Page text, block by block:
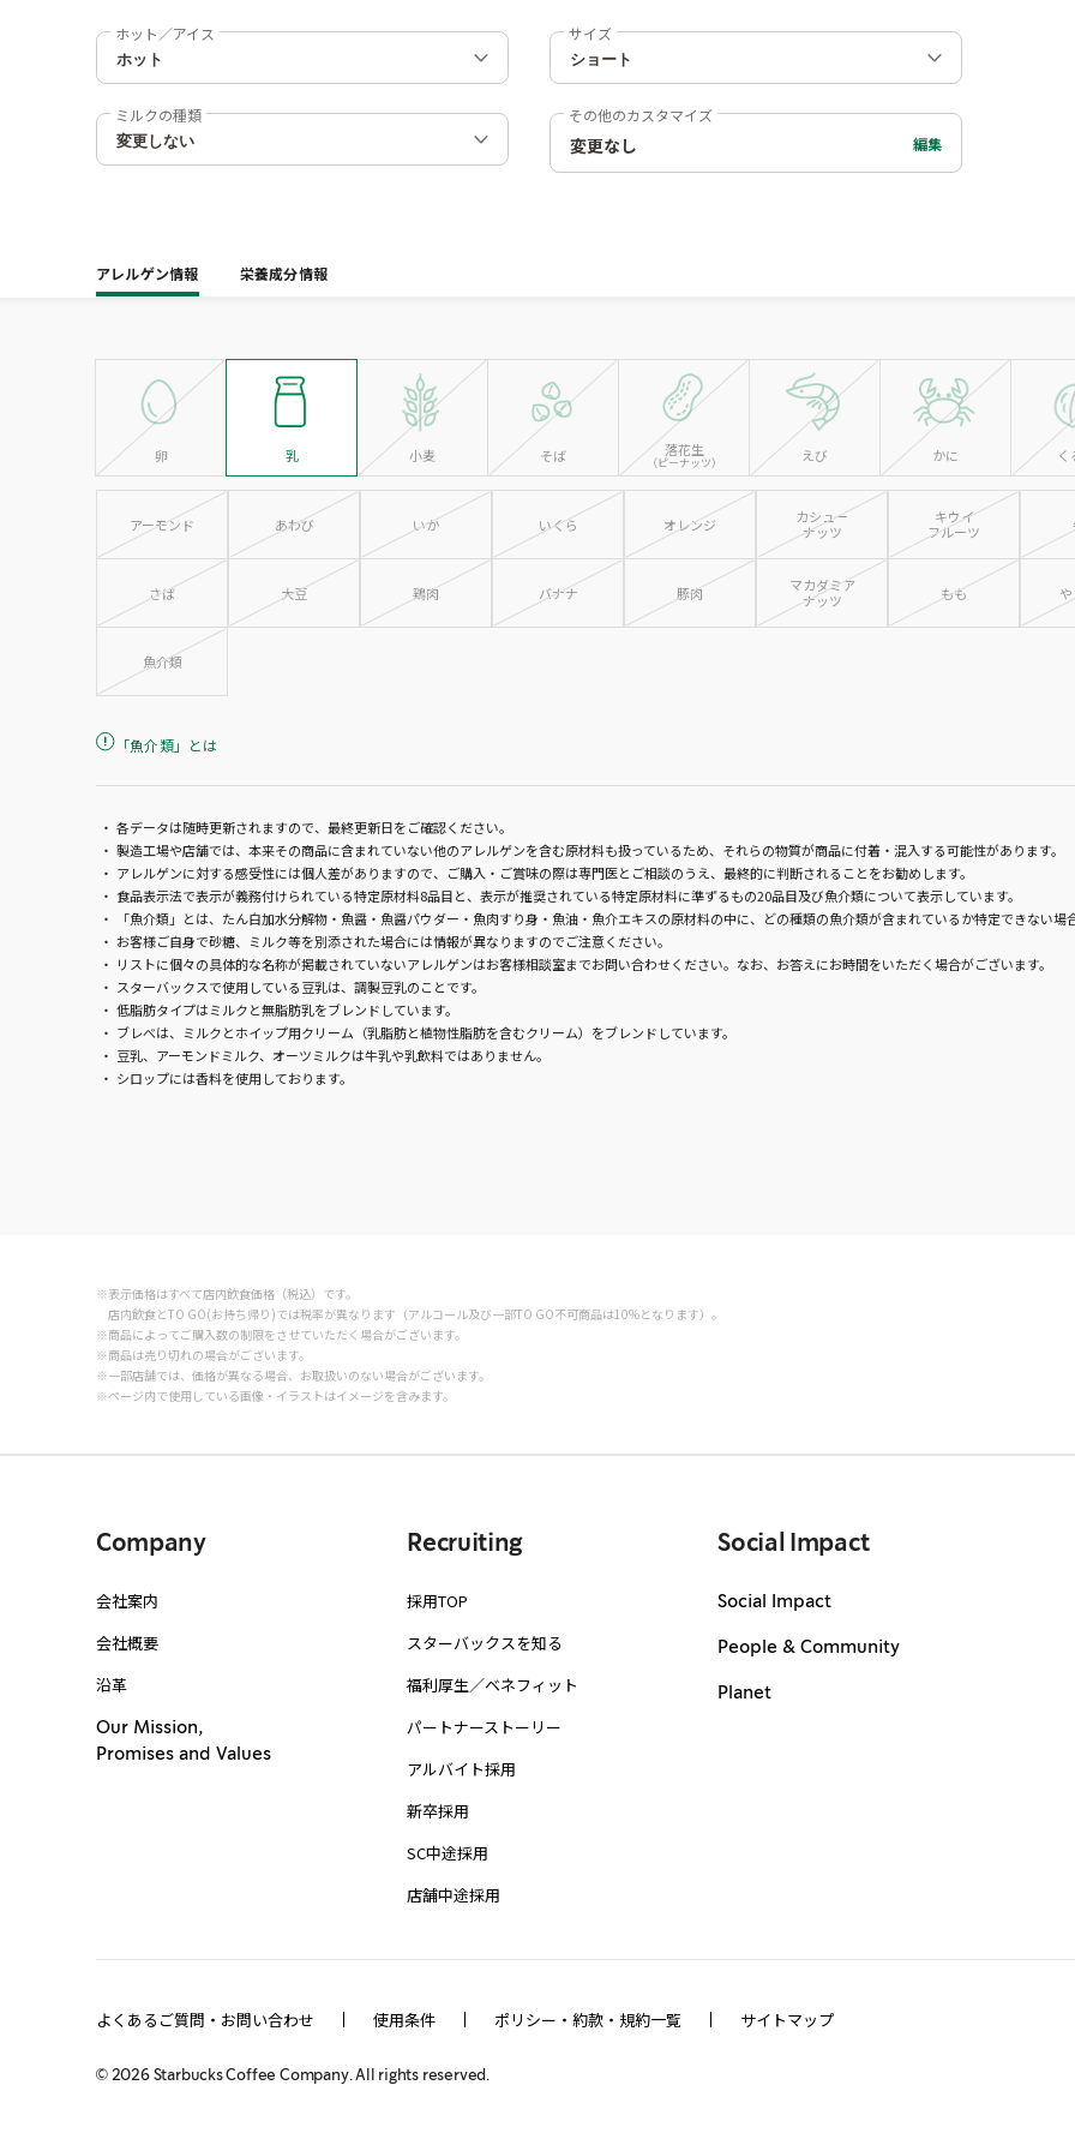
ホット／アイス サイズ
ミルクの種類 その他のカスタマイズ
変更なし 編集
アレルゲン情報 栄養成分情報
卵 乳 小麦 そば 落花生
（ピーナッツ） えび かに く
アーモンド あわび いか いくら オレンジ
カシュー
ナッツ
キウイ
フルーツ
さば 大豆 鶏肉 バナナ 豚肉
マカダミア
ナッツ
もも
魚介類
「魚介類」とは
物・魚醤・魚醤パウダー・魚肉すり
身・魚油・魚介エキスの原材料の中
に、どの種類の魚介類が含まれてい
るか特定できない場合に限り、食品
表示法によって例外的に認められて
いる表記です。
各データは随時更新されますので、最終更新日をご確認ください。
製造工場や店舗では、本来その商品に含まれていない他のアレルゲンを含む原材料も扱っているため、それらの物質が商品に付着・混入する可能性があります。
アレルゲンに対する感受性には個人差がありますので、ご購入・ご賞味の際は専門医とご相談のうえ、最終的に判断されることをお勧めします。
食品表示法で表示が義務付けられている特定原材料8品目と、表示が推奨されている特定原材料に準ずるもの20品目及び魚介類について表示しています。
「魚介類」とは、たん白加水分解物・魚醤・魚醤パウダー・魚肉すり身・魚油・魚介エキスの原材料の中に、どの種類の魚介類が含まれているか特定できない場
お客様ご自身で砂糖、ミルク等を別添された場合には情報が異なりますのでご注意ください。
リストに個々の具体的な名称が掲載されていないアレルゲンはお客様相談室までお問い合わせください。なお、お答えにお時間をいただく場合がございます。
スターバックスで使用している豆乳は、調製豆乳のことです。
低脂肪タイプはミルクと無脂肪乳をブレンドしています。
ブレべは、ミルクとホイップ用クリーム（乳脂肪と植物性脂肪を含むクリーム）をブレンドしています。
豆乳、アーモンドミルク、オーツミルクは牛乳や乳飲料ではありません。
シロップには香料を使用しております。
※表示価格はすべて店内飲食価格（税込）です。
店内飲食とTO GO(お持ち帰り)では税率が異なります（アルコール及び一部TO GO不可商品は10%となります）。
※商品によってご購入数の制限をさせていただく場合がございます。
※商品は売り切れの場合がございます。
※一部店舗では、価格が異なる場合、お取扱いのない場合がございます。
※ページ内で使用している画像・イラストはイメージを含みます。
Company
会社案内
会社概要
沿革
Our Mission,
Promises and Values
Recruiting
採用TOP
スターバックスを知る
福利厚生／ベネフィット
パートナーストーリー
アルバイト採用
新卒採用
SC中途採用
店舗中途採用
Social Impact
Social Impact
People & Community
Planet
よくあるご質問・お問い合わせ 使用条件 ポリシー・約款・規約一覧 サイトマップ
© 2026Starbucks Coffee Company. All rights reserved.